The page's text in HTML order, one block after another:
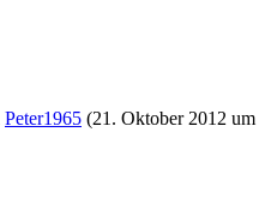
Peter1965 (21. Oktober 2012 um